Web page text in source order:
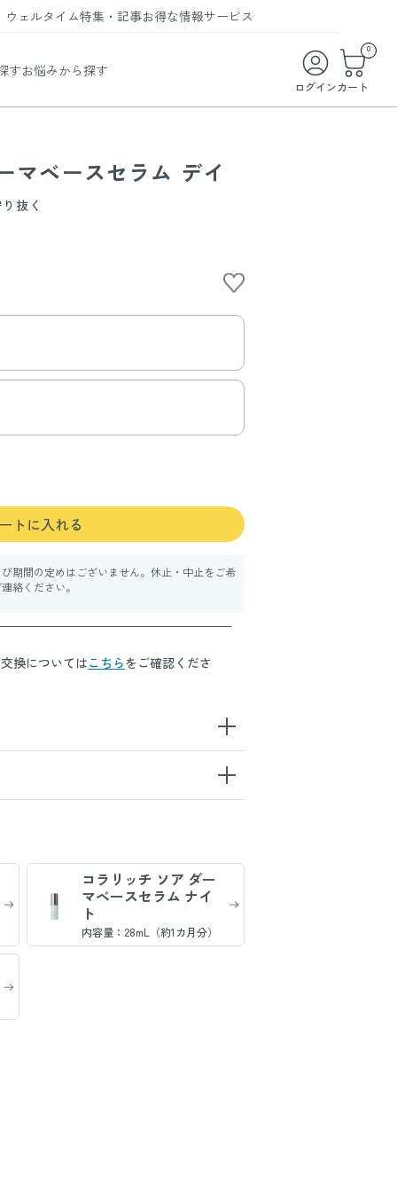
ログイン
0
カート
ウェルタイム
ビューティータイム
ヘルスケアタイム
ライフスタイルタイム
特集・記事
WELMAG
お得な情報
WEB限定/期間限定キャンペーン
まとめ買い商品
サービス
メンバーシッププログラム
LINEお友達登録
お問い合わせ
す
ードトワレ
お悩みから探す
マベースセラム デイ
抜く
トに入れる
期間の定めはございません。休止・中止をご希
絡ください。
換についてはこちらをご確認くださ
コラリッチ ソア ダー
マベースセラム ナイ
ト
内容量：28mL（約1カ月分）